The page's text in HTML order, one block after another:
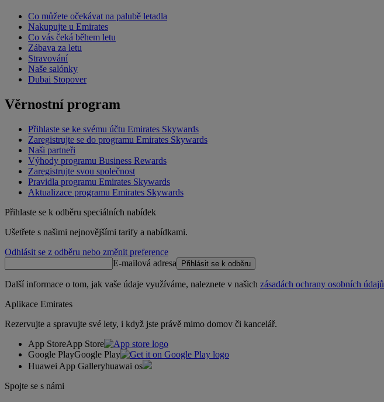
Co můžete očekávat na palubě letadla
Nakupujte u Emirates
Co vás čeká během letu
Zábava za letu
Stravování
Naše salónky
Dubai Stopover
Věrnostní program
Přihlaste se ke svému účtu Emirates Skywards
Zaregistrujte se do programu Emirates Skywards
Naši partneři
Výhody programu Business Rewards
Zaregistrujte svou společnost
Pravidla programu Emirates Skywards
Aktualizace programu Emirates Skywards
Přihlaste se k odběru speciálních nabídek
Ušetřete s našimi nejnovějšími tarify a nabídkami.
Odhlásit se z odběru nebo změnit preference
E-mailová adresa
Přihlásit se k odběru
Další informace o tom, jak vaše údaje využíváme, naleznete v našich zásadách ochrany osobních údajů
Aplikace Emirates
Rezervujte a spravujte své lety, i když jste právě mimo domov či kancelář.
App StoreApp Store
Google PlayGoogle Play
Huawei App Galleryhuawai os
Spojte se s námi